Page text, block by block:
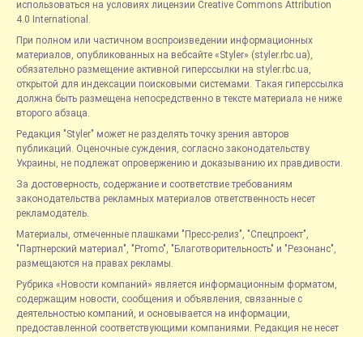
использоваться на условиях лицензии Creative Commons Attribution
4.0 International.
При полном или частичном воспроизведении информационных
материалов, опубликованных на вебсайте «Styler» (styler.rbc.ua),
обязательно размещение активной гиперссылки на styler.rbc.ua,
открытой для индексации поисковыми системами. Такая гиперссылка
должна быть размещена непосредственно в тексте материала не ниже
второго абзаца.
Редакция "Styler" может не разделять точку зрения авторов
публикаций. Оценочные суждения, согласно законодательству
Украины, не подлежат опровержению и доказыванию их правдивости.
За достоверность, содержание и соответствие требованиям
законодательства рекламных материалов ответственность несет
рекламодатель.
Материалы, отмеченные плашками "Пресс-релиз", "Спецпроект",
"Партнерский материал", "Promo", "Благотворительность" и "Резонанс",
размещаются на правах рекламы.
Рубрика «Новости компаний» является информационным форматом,
содержащим новости, сообщения и объявления, связанные с
деятельностью компаний, и основывается на информации,
предоставленной соответствующими компаниями. Редакция не несет